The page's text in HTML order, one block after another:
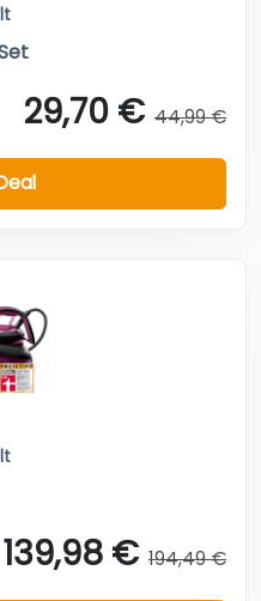
29,70 € 44,99 €
139,98 € 194,49 €